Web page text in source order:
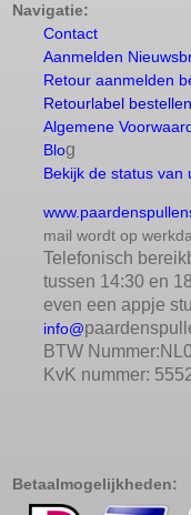
Navigatie:
Contact
Aanmelden
Retour aanmelden
Retourlabel
Algemene
Blog
Bekijk de status van
mail wordt op
Telefonisch
tussen 14:30 en
even een appje
info@
BTW
KvK nummer:
Betaalmogelijkheden: